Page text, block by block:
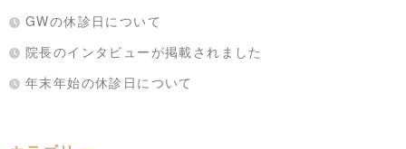
GWの休診日について
院長のインタビューが掲載されました
年末年始の休診日について